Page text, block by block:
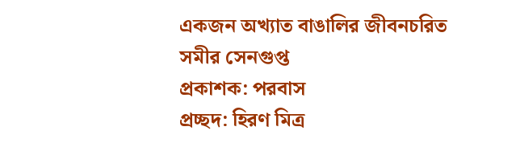
একজন অখ্যাত বাঙালির জীবনচরিত
সমীর সেনগুপ্ত
প্রকাশক: পরবাস
প্রচ্ছদ: হিরণ মিত্র